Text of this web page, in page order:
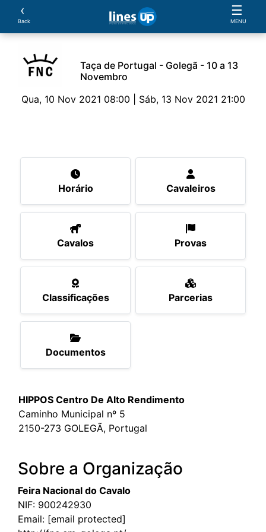
‹
Back
☰
MENU
Taça de Portugal - Golegã - 10 a 13
Novembro
Qua, 10 Nov 2021 08:00 | Sáb, 13 Nov 2021 21:00
Horário Cavaleiros
Cavalos Provas
Classificações Parcerias
Documentos
HIPPOS Centro De Alto Rendimento
Caminho Municipal nº 5
2150-273 GOLEGÃ, Portugal
Sobre a Organização
Feira Nacional do Cavalo
NIF: 900242930
Email: [email protected]